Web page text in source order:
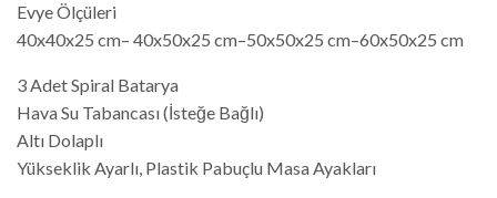
Evye Ölçüleri
40x40x25 cm– 40x50x25 cm–50x50x25 cm–60x50x25 cm
3 Adet Spiral Batarya
Hava Su Tabancası (İsteğe Bağlı)
Altı Dolaplı
Yükseklik Ayarlı, Plastik Pabuçlu Masa Ayakları